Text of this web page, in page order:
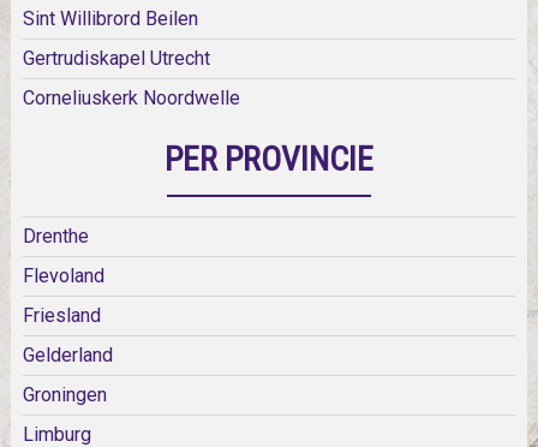
Sint Willibrord Beilen
Gertrudiskapel Utrecht
Corneliuskerk Noordwelle
PER PROVINCIE
Drenthe
Flevoland
Friesland
Gelderland
Groningen
Limburg